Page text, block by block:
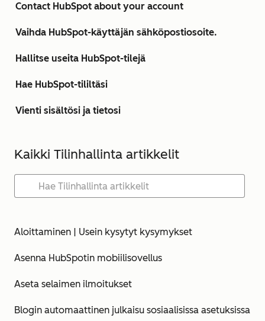
Contact HubSpot about your account
Vaihda HubSpot-käyttäjän sähköpostiosoite.
Hallitse useita HubSpot-tilejä
Hae HubSpot-tililtäsi
Vienti sisältösi ja tietosi
Kaikki Tilinhallinta artikkelit
Aloittaminen | Usein kysytyt kysymykset
Asenna HubSpotin mobiilisovellus
Aseta selaimen ilmoitukset
Blogin automaattinen julkaisu sosiaalisissa asetuksissa